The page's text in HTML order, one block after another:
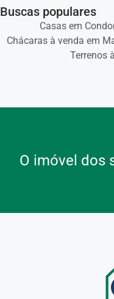
Buscas populares
Casas em
Chácaras à venda em
Terrenos
O imóvel dos